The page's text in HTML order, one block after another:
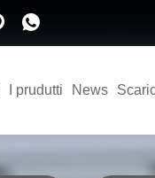
I prudutti News